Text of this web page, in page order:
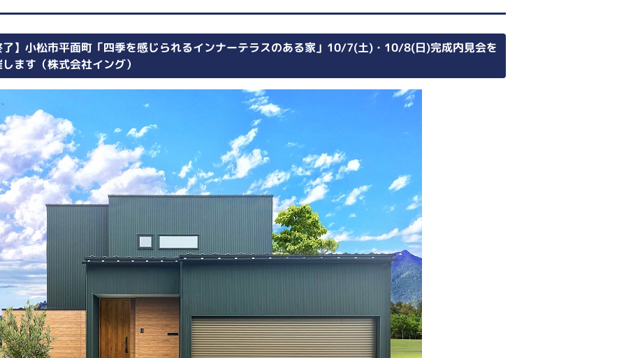
了】小松市平面町「四季を感じられるインナーテラスのある家」10/7(土)・10/8(日)完成内見会を
ます（株式会社イング）